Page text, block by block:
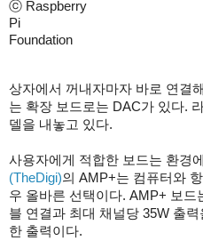
ⓒ Raspberry
Pi
Foundation
상자에서 꺼내자마자 바로 연결
는 확장 보드로는 DAC가 있다.
델을 내놓고 있다.
사용자에게 적합한 보드는 환경
(TheDigi)의 AMP+는 컴퓨터와
우 올바른 선택이다. AMP+ 보드
블 연결과 최대 채널당 35W 출
한 출력이다.